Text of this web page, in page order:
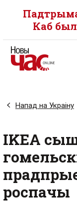
Каб
Напад на Украіну
IKEA
роспачы